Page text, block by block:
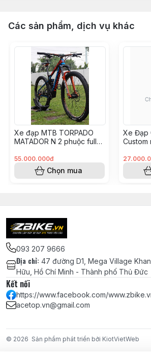
Phuộc hơi ZBIKE FLY
rebound siêu nhẹ
Bạc đạn 52mm dùng
52-52mm
Miếng dán cao su bảo
hình
Hệ Thống
Truyền
Động
Bộ group Shimano
bộ 6 món – Made in
Đầu chặn dây đề nhôm
Pedal MZYRH siêu nhẹ
CRMO, 3 bạc đạn NBK –
Bánh bộ ZBIKE PAS
29
Vỏ Continental Urban
êm ái, bám đường tốt
Ruột CST Ultra Light van
Hệ Thống
Phanh
Thắng đĩa dầu
hãng
160mm
Tay nắm ODI AG10 –
Các sản phẩm, dịch vụ khác
Xe đạp MTB TORPADO
MATADOR N 2 phuộc full
mới
55.000.000đ
Chọn mua
Xe Đạp
Custom
093 207 9666
Địa chỉ: 47 đường D1, Mega Village
Hữu, Hồ Chí Minh - Thành phố Thủ Đức
Kết nối
https://www.facebook.com/
acetop.vn@gmail.com
© 2026 Sản phẩm phát triển bởi KiotVietWeb